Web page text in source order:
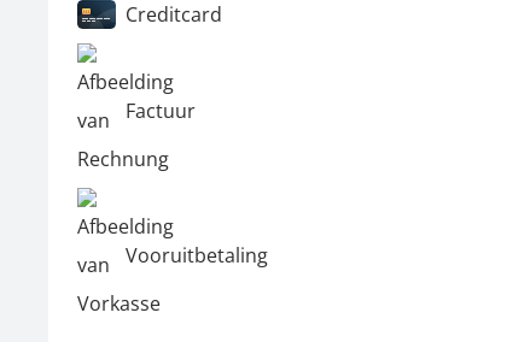
Creditcard
Factuur
Vooruitbetaling